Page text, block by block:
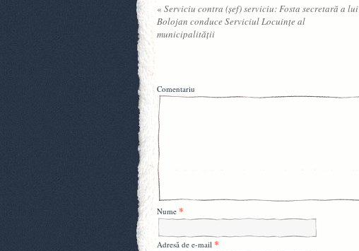
« Serviciu contra (şef) serviciu: Fosta secretară a lui
Bolojan conduce Serviciul Locuinţe al
municipalităţii
Comentariu
Nume *
Adresă de e-mail *